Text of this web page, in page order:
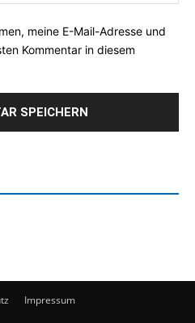
meine E-Mail-Adresse und
Kommentar in diesem
Impressum